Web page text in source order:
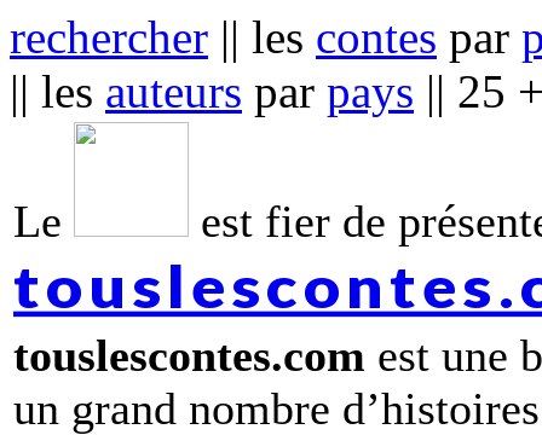
rechercher || les contes par
|| les auteurs par pays || 25
Le est fier de
touslescontes.com est une
un grand nombre